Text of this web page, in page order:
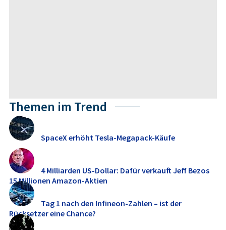
Themen im Trend
SpaceX erhöht Tesla-Megapack-Käufe
4 Milliarden US-Dollar: Dafür verkauft Jeff Bezos
15 Millionen Amazon-Aktien
Tag 1 nach den Infineon-Zahlen – ist der
Rücksetzer eine Chance?